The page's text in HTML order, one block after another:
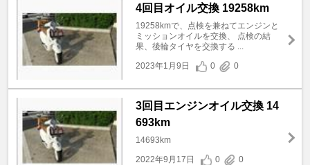
4回目オイル交換 19258km
19258kmで、点検を兼ねてエンジンと
ミッションオイルを交換、 点検の結
果、後輪タイヤを交換する ...
2023年1月9日
0 0
3回目エンジンオイル交換 14
693km
14693km
2022年9月17日
0 0